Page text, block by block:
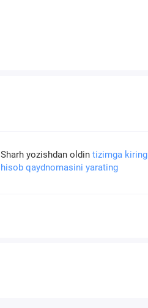
Sharh yozishdan oldin tizimga kiring
hisob qaydnomasini yarating